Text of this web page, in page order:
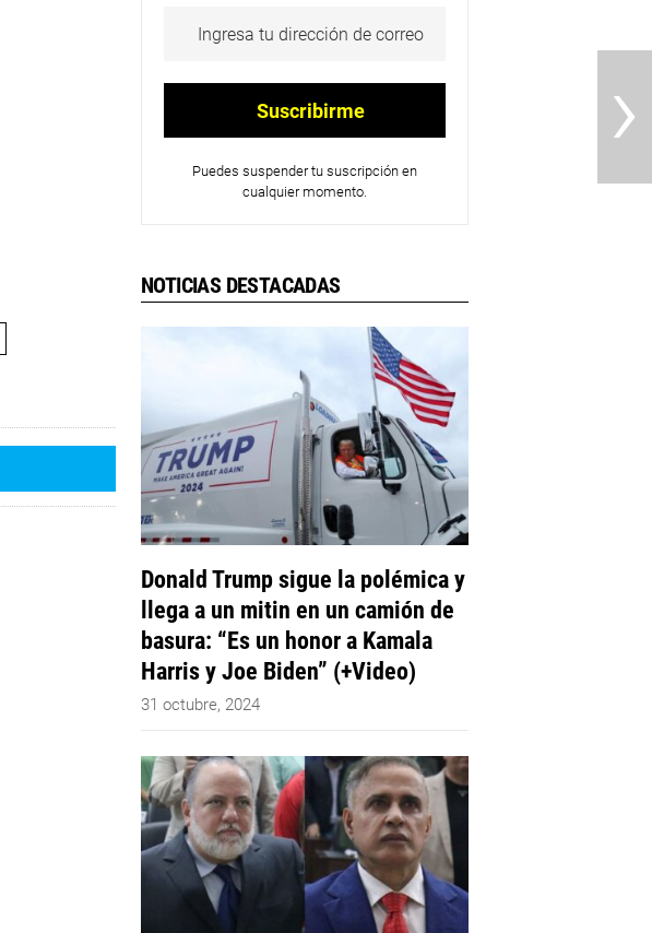
Puedes suspender tu suscripción en
cualquier momento.
NOTICIAS DESTACADAS
Donald Trump sigue la polémica y
llega a un mitin en un camión de
basura: “Es un honor a Kamala
Harris y Joe Biden” (+Video)
31 octubre, 2024
›